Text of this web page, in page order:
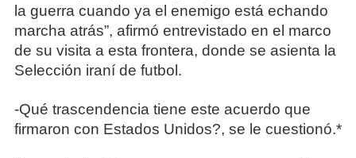
la guerra cuando ya el enemigo está echando
marcha atrás”, afirmó entrevistado en el marco
de su visita a esta frontera, donde se asienta la
Selección iraní de futbol.
-Qué trascendencia tiene este acuerdo que
firmaron con Estados Unidos?, se le cuestionó.*